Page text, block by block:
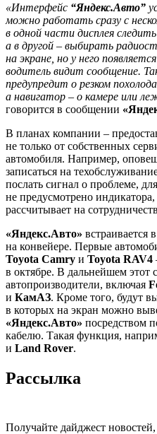
«Интерфейс “Яндекс.Авто”
можно работать сразу с
в одной части дисплея
а в другой – выбирать
на экране, но у него
водитель видит сообщение.
предупредит о резком
а навигатор – о камере или
говорится в сообщении
В планах компании –
не только от собственных
автомобиля. Например,
записаться на
послать сигнал о проблеме,
не предусмотрено
рассчитывает на
«Яндекс.Авто» встраивается
на конвейере. Первые
Toyota Camry и Toyota RAV4
в октябре. В дальнейшем этот
автопроизводители, включая
и КамАЗ. Кроме того, будут
в которых на экран можно
«Яндекс.Авто» посредством
кабелю. Такая функция,
и Land Rover.
Рассылка
Получайте дайджест